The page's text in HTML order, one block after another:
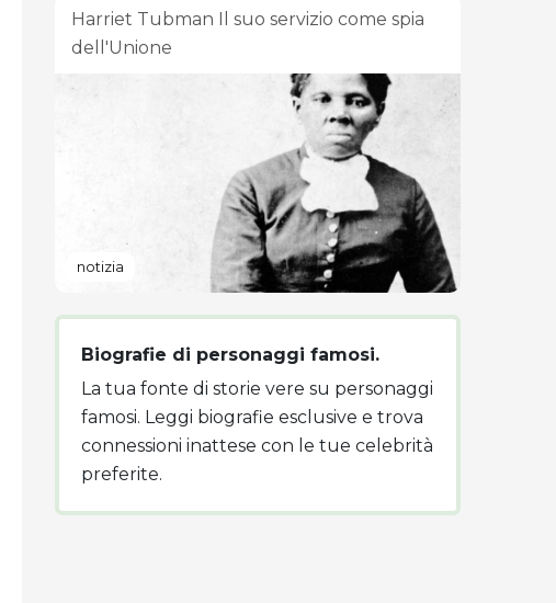
Harriet Tubman Il suo servizio come spia
dell'Unione
notizia
Biografie di personaggi famosi.
La tua fonte di storie vere su personaggi
famosi. Leggi biografie esclusive e trova
connessioni inattese con le tue celebrità
preferite.